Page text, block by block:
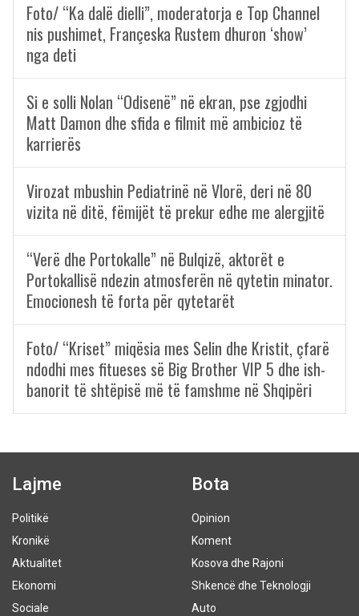
Foto/ “Ka dalë dielli”, moderatorja e Top Channel
nis pushimet, Françeska Rustem dhuron ‘show’
nga deti
Si e solli Nolan “Odisenë” në ekran, pse zgjodhi
Matt Damon dhe sfida e filmit më ambicioz të
karrierës
Virozat mbushin Pediatrinë në Vlorë, deri në 80
vizita në ditë, fëmijët të prekur edhe me alergjitë
“Verë dhe Portokalle” në Bulqizë, aktorët e
Portokallisë ndezin atmosferën në qytetin minator.
Emocionesh të forta për qytetarët
Foto/ “Kriset” miqësia mes Selin dhe Kristit, çfarë
ndodhi mes fitueses së Big Brother VIP 5 dhe ish-
banorit të shtëpisë më të famshme në Shqipëri
Lajme
Politikë
Kronikë
Aktualitet
Ekonomi
Sociale
Bota
Opinion
Koment
Kosova dhe Rajoni
Shkencë dhe Teknologji
Auto